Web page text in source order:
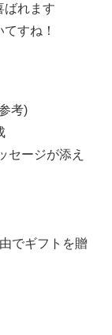
ばれます
すね！
考)
セージが添え
でギフトを贈